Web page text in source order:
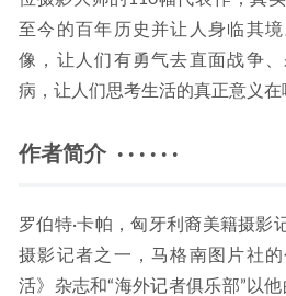
至今的百年历史并让人身临其
像，让人们有勇气去直面战争
病，让人们思考生活的真正意义在
作者简介 · · · · · ·
罗伯特·卡帕，匈牙利裔美籍摄影
摄影记者之一，马格南图片社
活》杂志和“海外记者俱乐部”以